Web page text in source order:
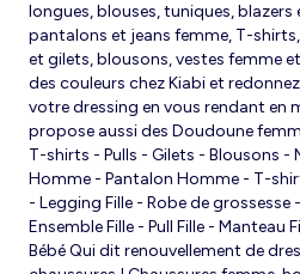
longues, blouses, tuniques, blazers
pantalons et jeans femme, T-
et gilets, blousons, vestes femme
des couleurs chez Kiabi et
votre dressing en vous rendant en
propose aussi des Doudoune
T-shirts - Pulls - Gilets - Blousons -
Homme - Pantalon Homme - T-
- Legging Fille - Robe de grossesse
Ensemble Fille - Pull Fille - Manteau
Bébé Qui dit renouvellement de